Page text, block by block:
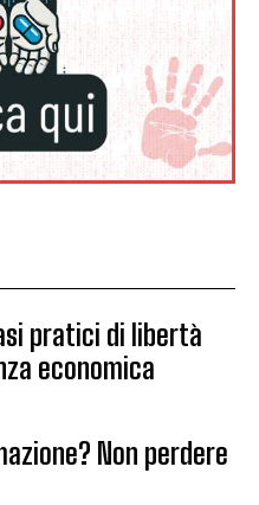
pratici di libertà
economica
Non perdere